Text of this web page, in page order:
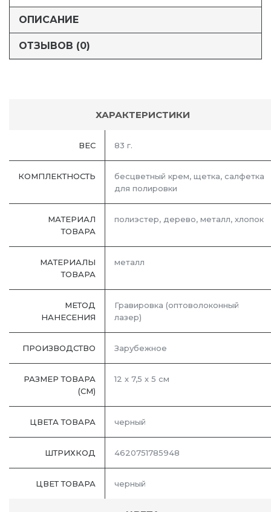
ОПИСАНИЕ
ОТЗЫВОВ (0)
ХАРАКТЕРИСТИКИ
ВЕС 83 г.
КОМПЛЕКТНОСТЬ
бесцветный крем, щетка, салфетка
для полировки
МАТЕРИАЛ
ТОВАРА
полиэстер, дерево, металл, хлопок
МАТЕРИАЛЫ
ТОВАРА
металл
МЕТОД
НАНЕСЕНИЯ
Гравировка (оптоволоконный
лазер)
ПРОИЗВОДСТВО Зарубежное
РАЗМЕР ТОВАРА
(СМ)
12 х 7,5 х 5 см
ЦВЕТА ТОВАРА черный
ШТРИХКОД 4620751785948
ЦВЕТ ТОВАРА черный